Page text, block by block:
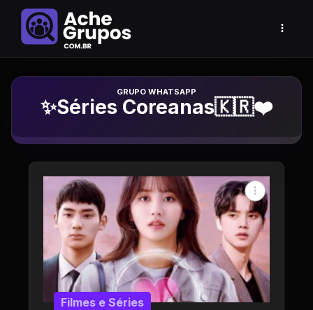
Grupo de Whatsapp
✨Séries Coreanas🇰🇷❤️
Filmes e Séries